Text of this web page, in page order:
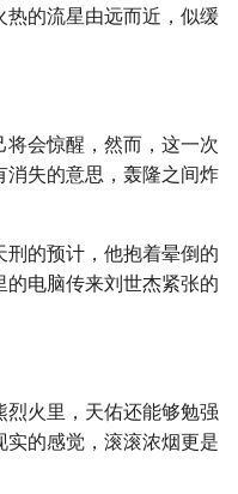
的流星由远而近，似缓
会惊醒，然而，这一次
失的意思，轰隆之间炸
的预计，他抱着晕倒的
电脑传来刘世杰紧张的
火里，天佑还能够勉强
的感觉，滚滚浓烟更是